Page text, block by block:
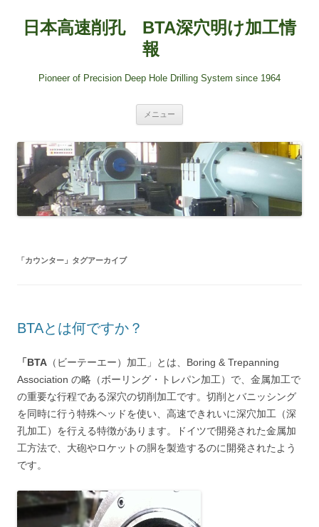
日本高速削孔 BTA深穴明け加工情
報
Pioneer of Precision Deep Hole Drilling System since 1964
メニュー
へ
ス
キ
プ
「カウンター 」タグアーカイブ
BTAとは何ですか？
「BTA （ビーテーエー）加工」とは、Boring & Trepanning
Association の略（ボーリング・トレパン加工）で、金属加工で
の重要な行程である深穴の切削加工です。切削とバニッシング
を同時に行う特殊ヘッドを使い、高速できれいに深穴加工（深
孔加工）を行える特徴があります。ドイツで開発された金属加
工方法で、大砲やロケットの胴を製造するのに開発されたよう
です。